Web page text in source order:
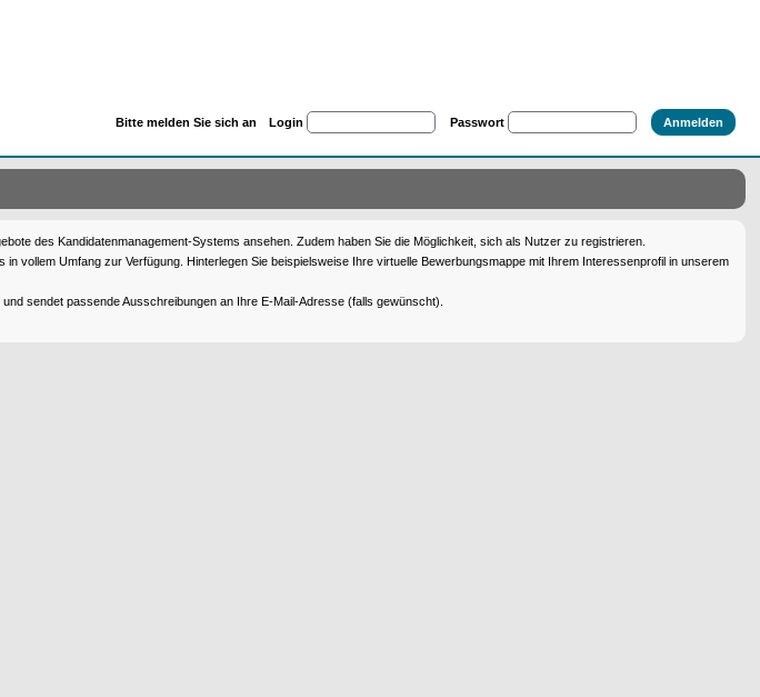
Bitte melden Sie sich an Login Passwort
des Kandidatenmanagement-Systems ansehen. Zudem haben Sie die Möglichkeit, sich als Nutzer zu registrieren.
vollem Umfang zur Verfügung. Hinterlegen Sie beispielsweise Ihre virtuelle Bewerbungsmappe mit Ihrem Interessenprofil in unserem
sendet passende Ausschreibungen an Ihre E-Mail-Adresse (falls gewünscht).